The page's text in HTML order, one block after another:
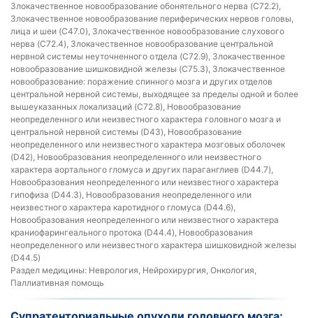
Злокачественное новообразование обонятельного нерва (C72.2),
Злокачественное новообразование периферических нервов головы,
лица и шеи (C47.0), Злокачественное новообразование слухового
нерва (C72.4), Злокачественное новообразование центральной
нервной системы неуточненного отдела (C72.9), Злокачественное
новообразование шишковидной железы (C75.3), Злокачественное
новообразование: поражение спинного мозга и других отделов
центральной нервной системы, выходящее за пределы одной и более
вышеуказанных локализаций (C72.8), Новообразование
неопределенного или неизвестного характера головного мозга и
центральной нервной системы (D43), Новообразование
неопределенного или неизвестного характера мозговых оболочек
(D42), Новообразования неопределенного или неизвестного
характера аортального гломуса и других параганглиев (D44.7),
Новообразования неопределенного или неизвестного характера
гипофиза (D44.3), Новообразования неопределенного или
неизвестного характера каротидного гломуса (D44.6),
Новообразования неопределенного или неизвестного характера
краниофарингеального протока (D44.4), Новообразования
неопределенного или неизвестного характера шишковидной железы
(D44.5)
Раздел медицины: Неврология, Нейрохирургия, Онкология,
Паллиативная помощь